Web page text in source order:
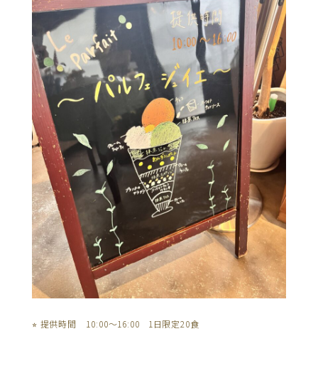
⭐︎ 提供時間 10:00〜16:00 1日限定20食